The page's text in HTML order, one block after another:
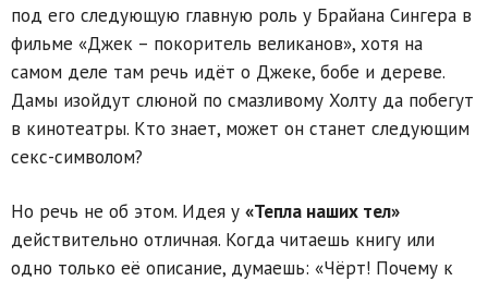
под его следующую главную роль у Брайана Сингера в
фильме «Джек – покоритель великанов», хотя на
самом деле там речь идёт о Джеке, бобе и дереве.
Дамы изойдут слюной по смазливому Холту да побегут
в кинотеатры. Кто знает, может он станет следующим
секс-символом?
Но речь не об этом. Идея у «Тепла наших тел»
действительно отличная. Когда читаешь книгу или
одно только её описание, думаешь: «Чёрт! Почему к